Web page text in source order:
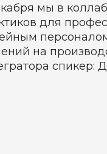
мы в
для
на
спикер: